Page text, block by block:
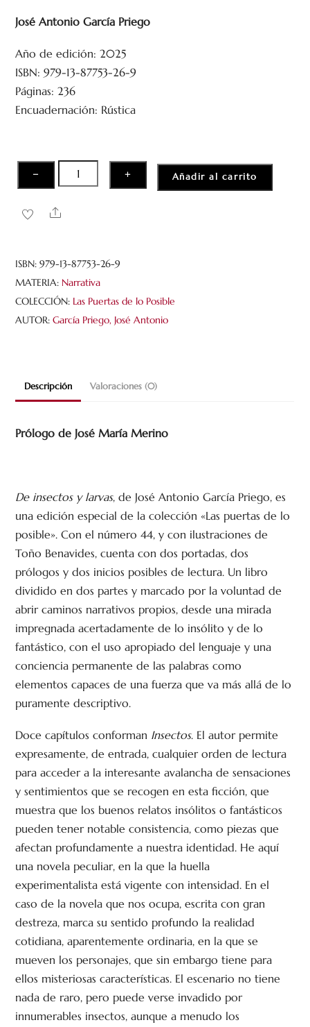
a
l
r
d
o
c
o
5
José Antonio García Priego
Año de edición: 2025
ISBN: 979-13-87753-26-9
Páginas: 236
Encuadernación: Rústica
−
insectos
y
+ Añadir al carrito
Share
ISBN:979-13-87753-26-9
MATERIA: Narrativa
COLECCIÓN: Las Puertas de lo Posible
AUTOR:García Priego, José Antonio
Descripción Valoraciones (0)
Prólogo de José María Merino
De insectos y larvas, de José Antonio García Priego, es
una edición especial de la colección «Las puertas de lo
posible». Con el número 44, y con ilustraciones de
Toño Benavides, cuenta con dos portadas, dos
prólogos y dos inicios posibles de lectura. Un libro
dividido en dos partes y marcado por la voluntad de
abrir caminos narrativos propios, desde una mirada
impregnada acertadamente de lo insólito y de lo
fantástico, con el uso apropiado del lenguaje y una
conciencia permanente de las palabras como
elementos capaces de una fuerza que va más allá de lo
puramente descriptivo.
Doce capítulos conforman Insectos. El autor permite
expresamente, de entrada, cualquier orden de lectura
para acceder a la interesante avalancha de sensaciones
y sentimientos que se recogen en esta ficción, que
muestra que los buenos relatos insólitos o fantásticos
pueden tener notable consistencia, como piezas que
afectan profundamente a nuestra identidad. He aquí
una novela peculiar, en la que la huella
experimentalista está vigente con intensidad. En el
caso de la novela que nos ocupa, escrita con gran
destreza, marca su sentido profundo la realidad
cotidiana, aparentemente ordinaria, en la que se
mueven los personajes, que sin embargo tiene para
ellos misteriosas características. El escenario no tiene
nada de raro, pero puede verse invadido por
innumerables insectos, aunque a menudo los